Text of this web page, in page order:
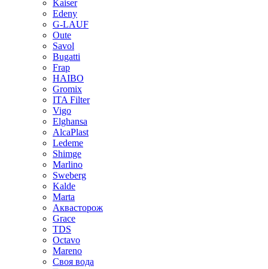
Kaiser
Edeny
G-LAUF
Oute
Savol
Bugatti
Frap
HAIBO
Gromix
ITA Filter
Vigo
Elghansa
AlcaPlast
Ledeme
Shimge
Marlino
Sweberg
Kalde
Marta
Аквасторож
Grace
TDS
Octavo
Mareno
Своя вода